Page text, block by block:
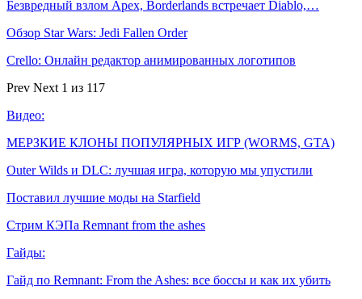
Безвредный взлом Apex, Borderlands встречает Diablo,…
Обзор Star Wars: Jedi Fallen Order
Crello: Онлайн редактор анимированных логотипов
Prev Next 1 из 117
Видео:
МЕРЗКИЕ КЛОНЫ ПОПУЛЯРНЫХ ИГР (WORMS, GTA)
Outer Wilds и DLC: лучшая игра, которую мы упустили
Поставил лучшие моды на Starfield
Стрим КЭПа Remnant from the ashes
Гайды:
Гайд по Remnant: From the Ashes: все боссы и как их убить